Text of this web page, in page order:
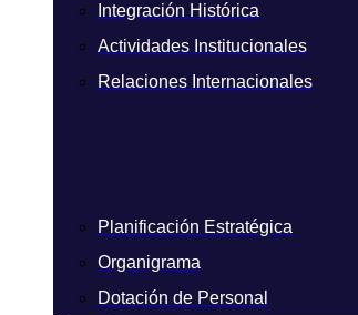
Integración Histórica
Actividades Institucionales
Relaciones Internacionales
Planificación Estratégica
Organigrama
Dotación de Personal